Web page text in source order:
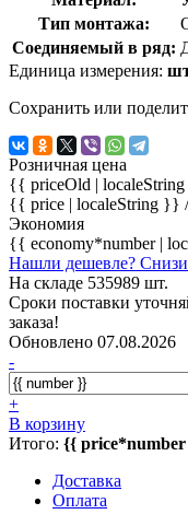
Тип монтажа:
Соединяемый в ряд:
Единица измерения:
Сохранить или
Розничная цена
{{ priceOld |
{{ price | localeString }}
Экономия
{{ economy*number |
Нашли дешевле?
На складе 535989 шт.
Сроки поставки
заказа!
Обновлено 07.08.2026
-
+
В корзину
Итого: {{
Доставка
Оплата